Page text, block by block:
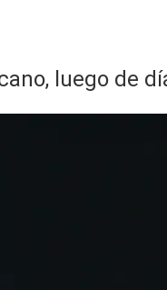
luego de